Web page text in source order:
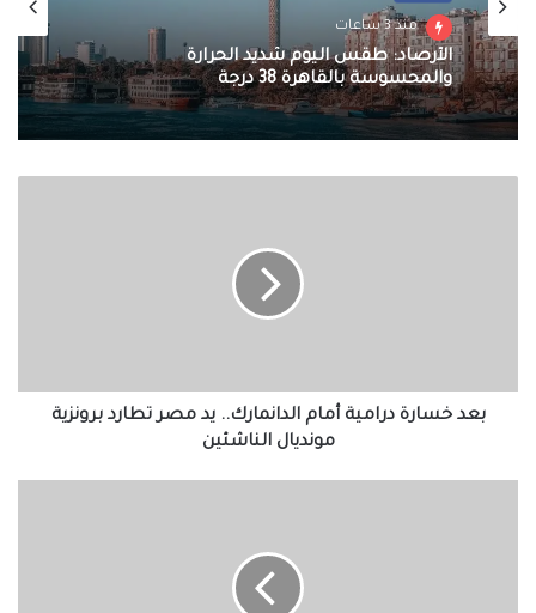
منذ 3 ساعات
الأرصاد: طقس اليوم شديد الحرارة
والمحسوسة بالقاهرة 38 درجة
مونديالبعد خسارة درامية أمام الدانمارك.. يد مصر تطارد برونزية
مونديال الناشئين